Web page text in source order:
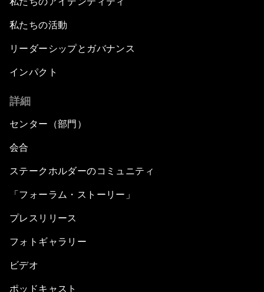
私たちの活動
リーダーシップとガバナンス
インパクト
詳細
センター（部門）
会合
ステークホルダーのコミュニティ
「フォーラム・ストーリー」
プレスリリース
フォトギャラリー
ビデオ
ポッドキャスト